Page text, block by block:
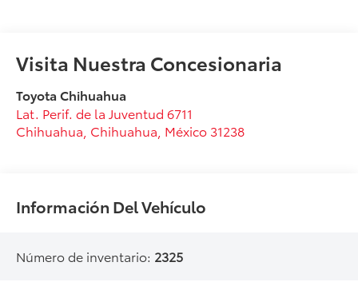
Visita Nuestra Concesionaria
Toyota Chihuahua
Lat. Perif. de la Juventud 6711
Chihuahua Chihuahua , México 31238
Información Del Vehículo
Número de inventario: 2325